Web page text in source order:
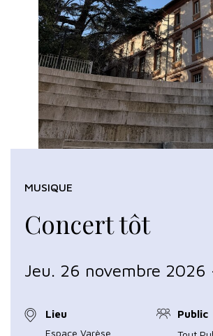
Concert tôt
MUSIQUE
Jeu. 26 novembre 2026
Lieu
Espace Varèse
Public